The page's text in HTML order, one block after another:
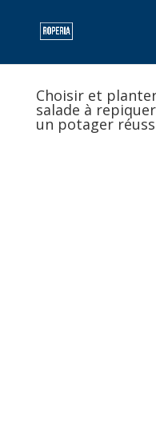
Choisir et
salade à
un potager